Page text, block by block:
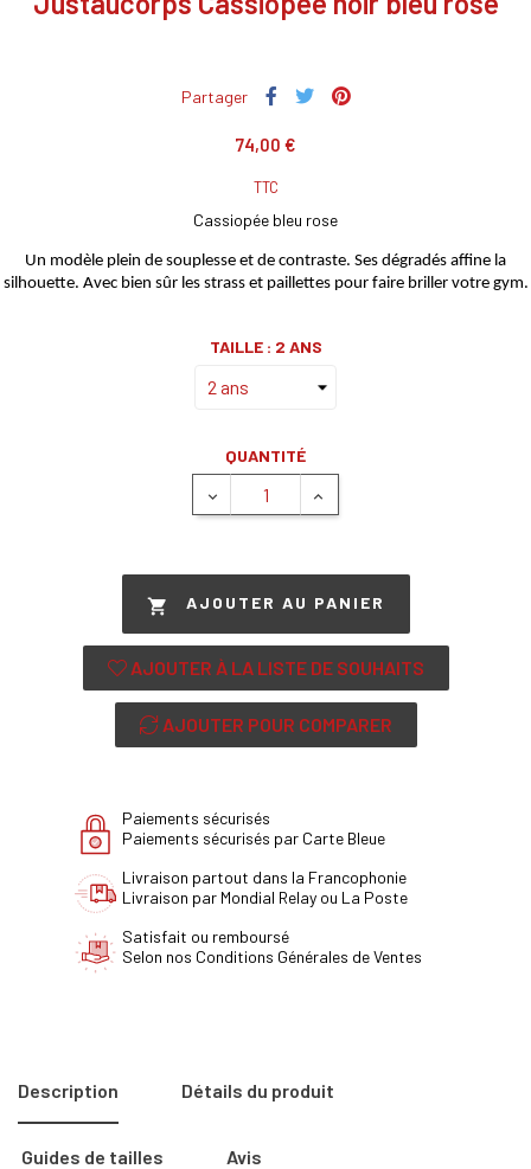
Partager
74,00 €
TTC
Cassiopée bleu rose
Un modèle plein de souplesse et de contraste. Ses dégradés affine la
silhouette. Avec bien sûr les strass et paillettes pour faire briller votre gym.
TAILLE : 2 ANS
QUANTITÉ
 AJOUTER AU PANIER
AJOUTER À LA LISTE DE SOUHAITS
AJOUTER POUR COMPARER
Paiements sécurisés
Paiements sécurisés par Carte Bleue
Livraison partout dans la Francophonie
Livraison par Mondial Relay ou La Poste
Satisfait ou remboursé
Selon nos Conditions Générales de Ventes
Description Détails du produit
Guides de tailles Avis